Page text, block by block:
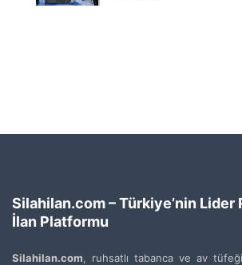
Silahilan.com – Türkiye’nin Lider
İlan Platformu
Silahilan.com, ruhsatlı tabanca ve av